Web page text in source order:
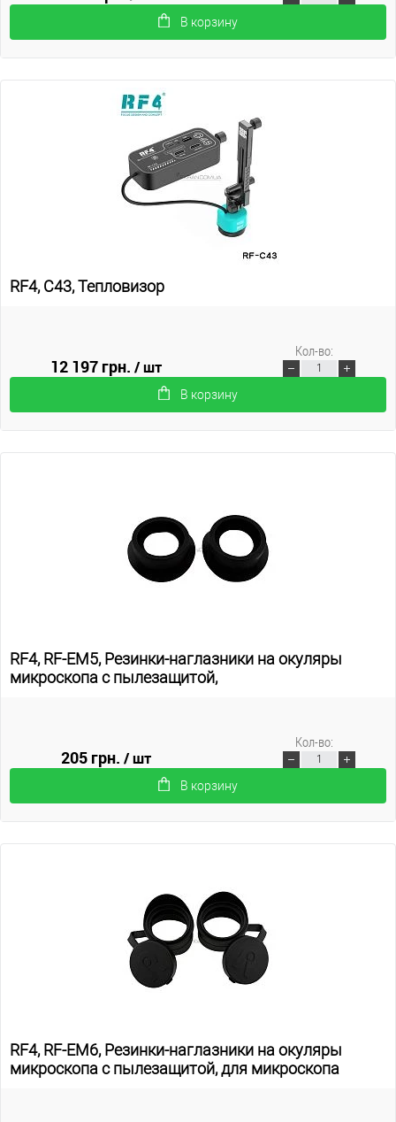
В корзину
RF4, C43, Тепловизор
12 197 грн./ шт
В корзину
Кол-во:
RF4, RF-EM5, Резинки-наглазники на окуляры
микроскопа с пылезащитой,
205 грн./ шт
В корзину
Кол-во:
RF4, RF-EM6, Резинки-наглазники на окуляры
микроскопа с пылезащитой, для микроскопа